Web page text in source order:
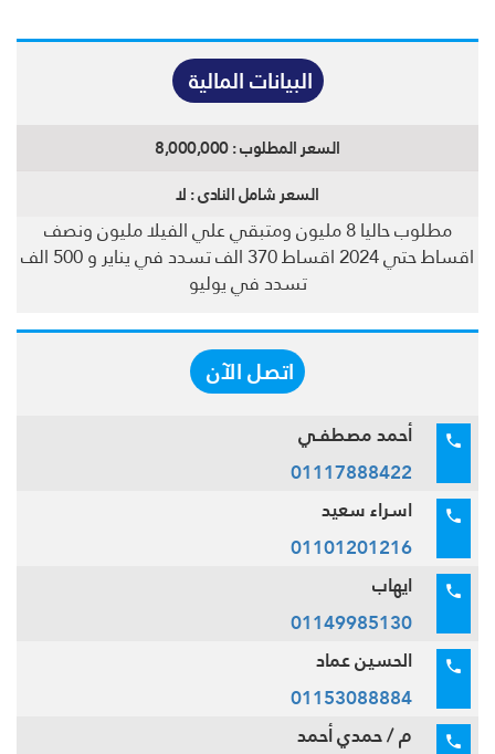
البيانات المالية
السعر المطلوب :8,000,000
السعر شامل النادى :لا
مطلوب حاليا 8 مليون ومتبقي علي الفيلا مليون ونصف
اقساط حتي 2024 اقساط 370 الف تسدد في يناير و 500 الف
تسدد في يوليو
اتصل الآن
أحمد مصطفـي
01117888422
اسراء سعيد
01101201216
ايهاب
01149985130
الحسين عماد
01153088884
م / حمدي أحمد